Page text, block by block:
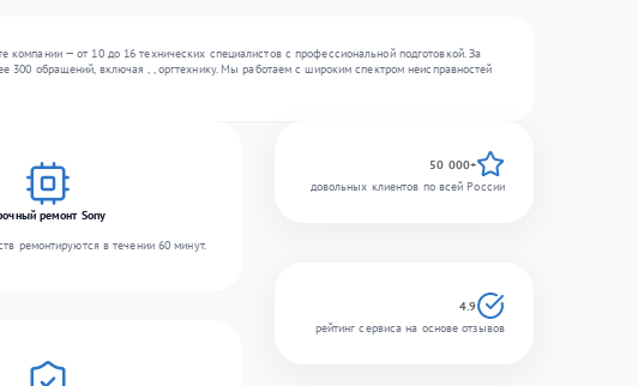
— от 10 до 16 технических специалистов с профессиональной подготовкой. За
обращений, включая , , оргтехнику. Мы работаем с широким спектром неисправностей
ремонт Sony
ремонтируются в течении 60 минут.
50 000+
довольных клиентов по всей России
4.9
рейтинг сервиса на основе отзывов